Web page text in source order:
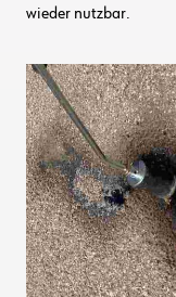
wieder nutzbar.